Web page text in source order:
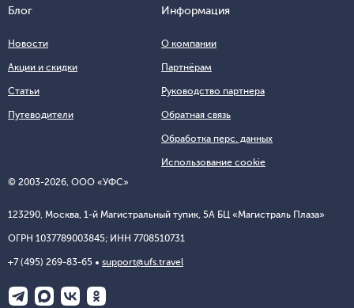
© 2003-2026, ООО «УФС»
123290, Москва, 1-й Магистральный тупик, 5А БЦ «Магистраль Плаза»
ОГРН 1037789003845; ИНН 7708510731
+7 (495) 269-83-65 support@ufs.travel
Блог
Новости
Акции и скидки
Статьи
Путеводители
Информация
О компании
Партнёрам
Руководство партнера
Обратная связь
Обработка перс. данных
Использование cookie